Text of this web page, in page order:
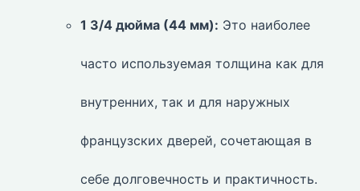
1 3/4 дюйма (44 мм): Это наиболее
часто используемая толщина как для
внутренних, так и для наружных
французских дверей, сочетающая в
себе долговечность и практичность.